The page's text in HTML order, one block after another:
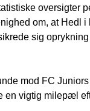
oversigter
om, at Hedl
sig
mod FC
vigtig milepæl